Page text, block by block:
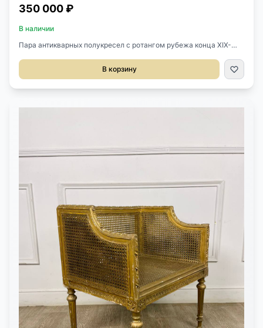
350 000 ₽
В наличии
Пара антикварных полукресел с ротангом рубежа конца XIX-
натурального ротанга.Красивая балюстрада украшает спинку
кресел.Размер 52х48х72h см.Высота сиденья от пола 44 см.
В корзину